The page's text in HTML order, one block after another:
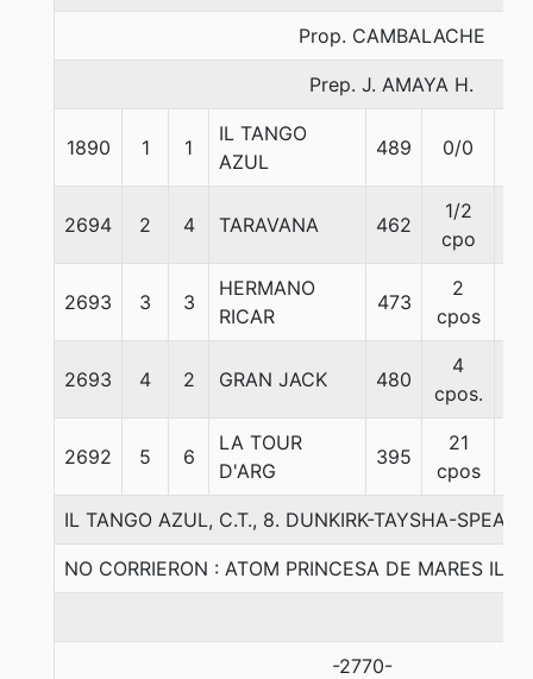
Prop. CAMBALACHE
Prep. J. AMAYA H.
1890 1 1
IL TANGO
AZUL
489 0/0
2694 2 4 TARAVANA 462
1/2
cpo
2693 3 3
HERMANO
RICAR
473
2
cpos
2693 4 2 GRAN JACK 480
4
cpos.
2692 5 6
LA TOUR
D'ARG
395
21
cpos
IL TANGO AZUL, C.T., 8. DUNKIRK-TAYSHA-SPEAK
NO CORRIERON : ATOM PRINCESA DE MARES IL
-2770-